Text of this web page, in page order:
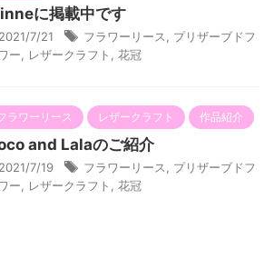
に掲載中です
2021/7/21 フラワーリース
プリザーブドフ
ー
レザークラフト 花冠
ラワーリース レザークラフト 作品紹介
and Lalaのご紹介
2021/7/19 フラワーリース
プリザーブドフ
ー
レザークラフト 花冠